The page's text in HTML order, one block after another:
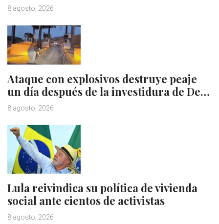
8 agosto, 2026
Ataque con explosivos destruye peaje
un día después de la investidura de De…
8 agosto, 2026
Lula reivindica su política de vivienda
social ante cientos de activistas
8 agosto, 2026